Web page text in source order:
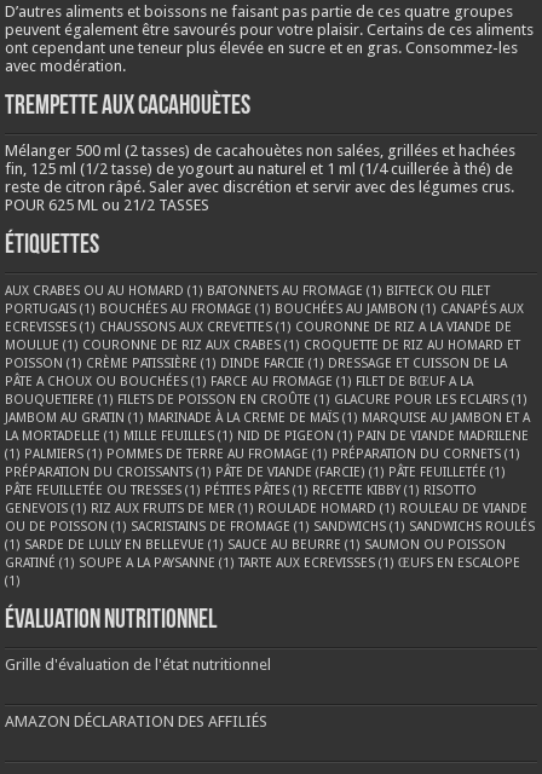
D’autres aliments et boissons ne faisant pas partie de ces quatre groupes
peuvent également être savourés pour votre plaisir. Certains de ces aliments
ont cependant une teneur plus élevée en sucre et en gras. Consommez-les
avec modération.
Trempette aux cacahouètes
Mélanger 500 ml (2 tasses) de cacahouètes non salées, grillées et hachées
fin, 125 ml (1/2 tasse) de yogourt au naturel et 1 ml (1/4 cuillerée à thé) de
reste de citron râpé. Saler avec discrétion et servir avec des légumes crus.
POUR 625 ML ou 21/2 TASSES
Étiquettes
AUX CRABES OU AU HOMARD (1) BATONNETS AU FROMAGE (1) BIFTECK OU FILET
PORTUGAIS (1) BOUCHÉES AU FROMAGE (1) BOUCHÉES AU JAMBON (1) CANAPÉS AUX
ECREVISSES (1) CHAUSSONS AUX CREVETTES (1) COURONNE DE RIZ A LA VIANDE DE
MOULUE (1) COURONNE DE RIZ AUX CRABES (1) CROQUETTE DE RIZ AU HOMARD ET
POISSON (1) CRÈME PATISSIÈRE (1) DINDE FARCIE (1) DRESSAGE ET CUISSON DE LA
PÂTE A CHOUX OU BOUCHÉES (1) FARCE AU FROMAGE (1) FILET DE BŒUF A LA
BOUQUETIERE (1) FILETS DE POISSON EN CROÛTE (1) GLACURE POUR LES ECLAIRS (1)
JAMBOM AU GRATIN (1) MARINADE À LA CREME DE MAÏS (1) MARQUISE AU JAMBON ET A
LA MORTADELLE (1) MILLE FEUILLES (1) NID DE PIGEON (1) PAIN DE VIANDE MADRILENE
(1) PALMIERS (1) POMMES DE TERRE AU FROMAGE (1) PRÉPARATION DU CORNETS (1)
PRÉPARATION DU CROISSANTS (1) PÂTE DE VIANDE (FARCIE) (1) PÂTE FEUILLETÉE (1)
PÂTE FEUILLETÉE OU TRESSES (1) PÉTITES PÂTES (1) RECETTE KIBBY (1) RISOTTO
GENEVOIS (1) RIZ AUX FRUITS DE MER (1) ROULADE HOMARD (1) ROULEAU DE VIANDE
OU DE POISSON (1) SACRISTAINS DE FROMAGE (1) SANDWICHS (1) SANDWICHS ROULÉS
(1) SARDE DE LULLY EN BELLEVUE (1) SAUCE AU BEURRE (1) SAUMON OU POISSON
GRATINÉ (1) SOUPE A LA PAYSANNE (1) TARTE AUX ECREVISSES (1) ŒUFS EN ESCALOPE
(1)
Évaluation nutritionnel
Grille d'évaluation de l'état nutritionnel
AMAZON DÉCLARATION DES AFFILIÉS